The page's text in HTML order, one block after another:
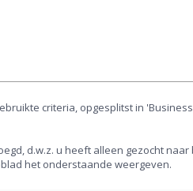
criteria, opgesplitst in
d.w.z. u heeft alleen gezocht
het onderstaande weergeven.